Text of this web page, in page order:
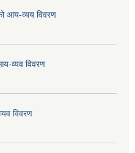
आय-व्यय विवरण
व्यव विवरण
विवरण